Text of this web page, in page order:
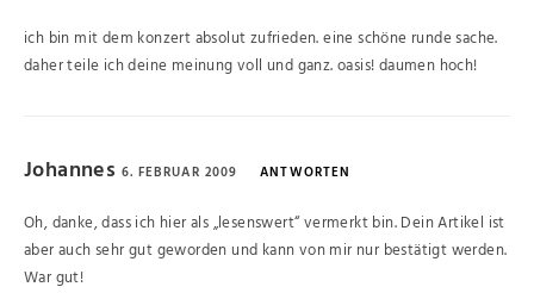
ich bin mit dem konzert absolut zufrieden. eine schöne runde sache.
daher teile ich deine meinung voll und ganz. oasis! daumen hoch!
Johannes 6. FEBRUAR 2009 ANTWORTEN
Oh, danke, dass ich hier als „lesenswert“ vermerkt bin. Dein Artikel ist
aber auch sehr gut geworden und kann von mir nur bestätigt werden.
War gut!